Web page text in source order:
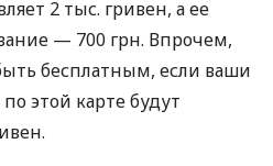
2 тыс. гривен, а ее
— 700 грн. Впрочем,
бесплатным, если ваши
этой карте будут